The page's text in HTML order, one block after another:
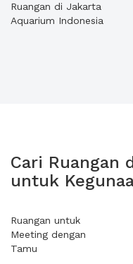
Ruangan di Jakarta
Aquarium Indonesia
Cari Ruangan
untuk
Ruangan untuk
Meeting dengan
Tamu